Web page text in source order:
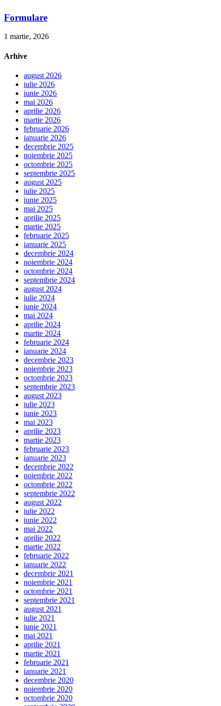
Formulare
1 martie, 2026
Arhive
august 2026
iulie 2026
iunie 2026
mai 2026
aprilie 2026
martie 2026
februarie 2026
ianuarie 2026
decembrie 2025
noiembrie 2025
octombrie 2025
septembrie 2025
august 2025
iulie 2025
iunie 2025
mai 2025
aprilie 2025
martie 2025
februarie 2025
ianuarie 2025
decembrie 2024
noiembrie 2024
octombrie 2024
septembrie 2024
august 2024
iulie 2024
iunie 2024
mai 2024
aprilie 2024
martie 2024
februarie 2024
ianuarie 2024
decembrie 2023
noiembrie 2023
octombrie 2023
septembrie 2023
august 2023
iulie 2023
iunie 2023
mai 2023
aprilie 2023
martie 2023
februarie 2023
ianuarie 2023
decembrie 2022
noiembrie 2022
octombrie 2022
septembrie 2022
august 2022
iulie 2022
iunie 2022
mai 2022
aprilie 2022
martie 2022
februarie 2022
ianuarie 2022
decembrie 2021
noiembrie 2021
octombrie 2021
septembrie 2021
august 2021
iulie 2021
iunie 2021
mai 2021
aprilie 2021
martie 2021
februarie 2021
ianuarie 2021
decembrie 2020
noiembrie 2020
octombrie 2020